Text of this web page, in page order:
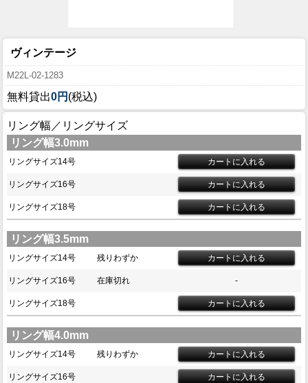
ヴィンテージ
M22L-02-1283
無料貸出0円 (税込)
リング幅／リングサイズ
リング幅3.0mm
リングサイズ14号
リングサイズ16号
リングサイズ18号
リング幅3.5mm
リングサイズ14号 残りわずか
リングサイズ16号 在庫切れ -
リングサイズ18号
リング幅4.0mm
リングサイズ14号 残りわずか
リングサイズ16号